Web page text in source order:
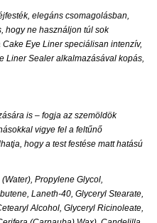
elegáns csomagolásban,
hogy ne használjon túl sok
Eye Liner speciálisan intenzív,
Liner Sealer alkalmazásával kopás,
is – fogja az szemöldök
vigye fel a feltűnő
hogy a test festése matt hatású
Propylene Glycol,
Laneth-40, Glyceryl Stearate,
Alcohol, Glyceryl Ricinoleate,